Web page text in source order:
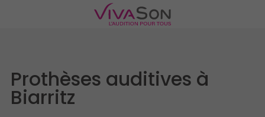
Prothèses auditives à
Biarritz